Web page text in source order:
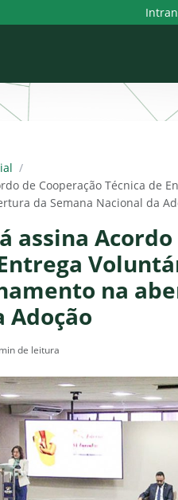
/
de Cooperação Técnica de
da Semana Nacional da
assina
na
Adoção
de leitura